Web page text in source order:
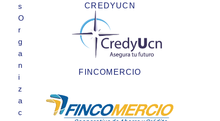
CREDYUCN
FINCOMERCIO
s
O
r
g
a
n
i
z
a
c